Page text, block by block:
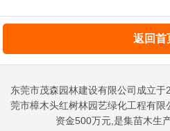
返回首
东莞市茂森园林建设有限公司成立
莞市樟木头红树林园艺绿化工程有
资金500万元,是集苗木生